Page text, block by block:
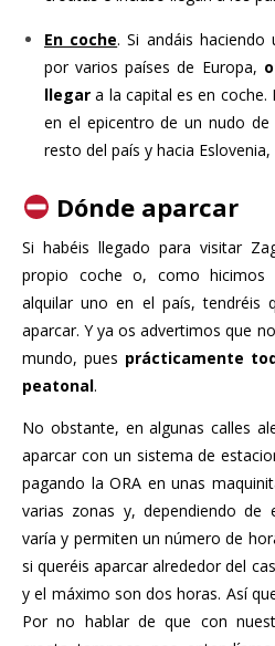
En coche. Si andáis haciendo
por varios países de Europa,
llegar a la capital es en coche.
en el epicentro de un nudo de
resto del país y hacia
Dónde aparcar
Si habéis llegado para visitar
propio coche o, como hicimos
alquilar uno en el país, tendréis
aparcar. Y ya os advertimos que
mundo, pues prácticamente
peatonal.
No obstante, en algunas calles
aparcar con un sistema de
pagando la ORA en unas
varias zonas y, dependiendo de
varía y permiten un número de
si queréis aparcar alrededor del
y el máximo son dos horas. Así
Por no hablar de que con